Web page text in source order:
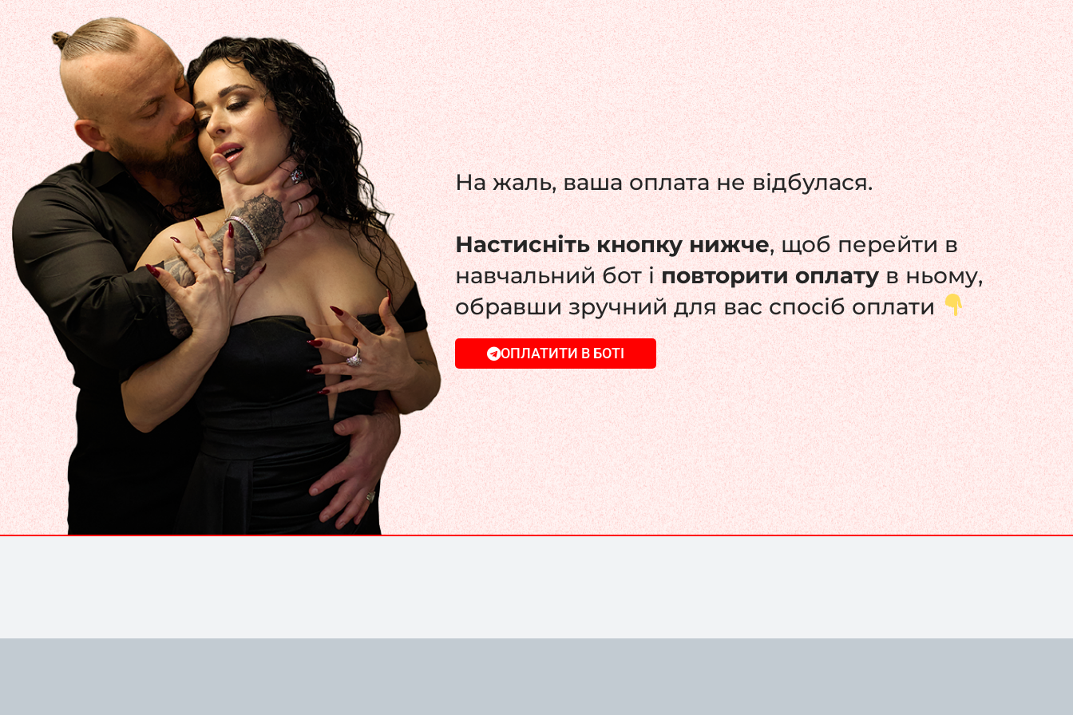
На жаль, ваша оплата не відбулася.
Настисніть кнопку нижче, щоб перейти в
навчальний бот іповторити оплатув ньому,
обравши зручний для вас спосіб оплати
ОПЛАТИТИ В БОТІ